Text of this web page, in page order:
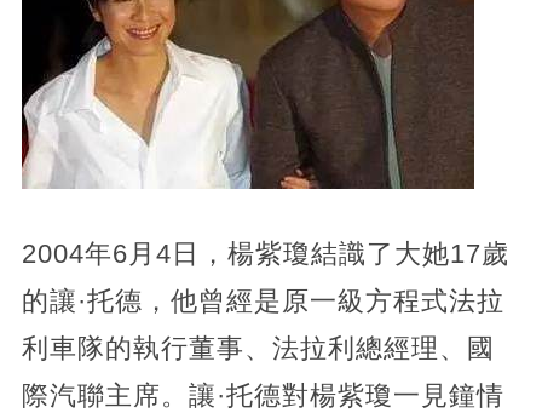
2004年6月4日，楊紫瓊結識了大她17歲
的讓·托德，他曾經是原一級方程式法拉
利車隊的執行董事、法拉利總經理、國
際汽聯主席。讓·托德對楊紫瓊一見鐘情